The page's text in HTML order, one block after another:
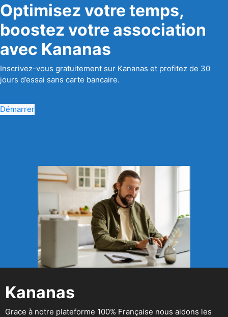
Optimisez votre temps,
boostez votre association
avec Kananas
Inscrivez-vous gratuitement sur Kananas et profitez de 30
jours d’essai sans carte bancaire.
Démarrer
Kananas
Grace à notre plateforme 100% Française nous aidons les